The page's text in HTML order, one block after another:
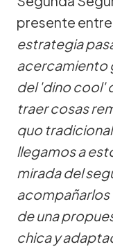
presente
estrategia
acercamiento
del 'dino cool'
traer cosas
quo
llegamos a
mirada del
acompañarlos
de una
chica y